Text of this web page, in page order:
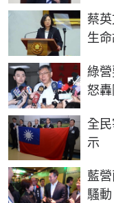
蔡
生
綠
怒
全
示
藍
騷動